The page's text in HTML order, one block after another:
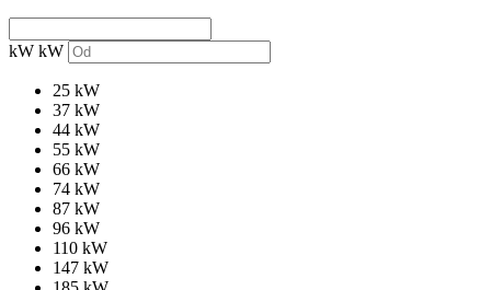
kW kW
25 kW
37 kW
44 kW
55 kW
66 kW
74 kW
87 kW
96 kW
110 kW
147 kW